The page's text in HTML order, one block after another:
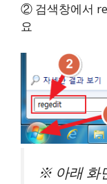
② 검색창에서
요
※ 아래 화